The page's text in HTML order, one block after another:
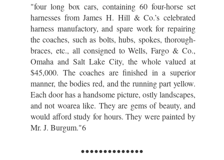
"four long box cars, containing 60 four-horse set
harnesses from James H. Hill & Co.’s celebrated
harness manufactory, and spare work for repairing
the coaches, such as bolts, hubs, spokes, thorough-
braces, etc., all consigned to Wells, Fargo & Co.,
Omaha and Salt Lake City, the whole valued at
$45,000. The coaches are finished in a superior
manner, the bodies red, and the running part yellow.
Each door has a handsome picture, ostly landscapes,
and not woarea like. They are gems of beauty, and
would afford study for hours. They were painted by
Mr. J. Burgum."6
..............